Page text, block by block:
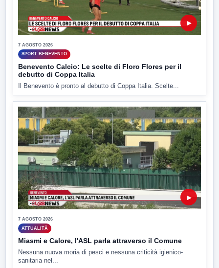
▶
7 AGOSTO 2026
SPORT BENEVENTO
Benevento Calcio: Le scelte di Floro Flores per il
debutto di Coppa Italia
Il Benevento è pronto al debutto di Coppa Italia. Scelte...
▶
7 AGOSTO 2026
ATTUALITÀ
Miasmi e Calore, l'ASL parla attraverso il Comune
Nessuna nuova moria di pesci e nessuna criticità igienico-
sanitaria nel...